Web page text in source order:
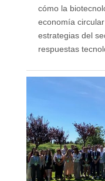
cómo la
economía
estrategias del
respuestas